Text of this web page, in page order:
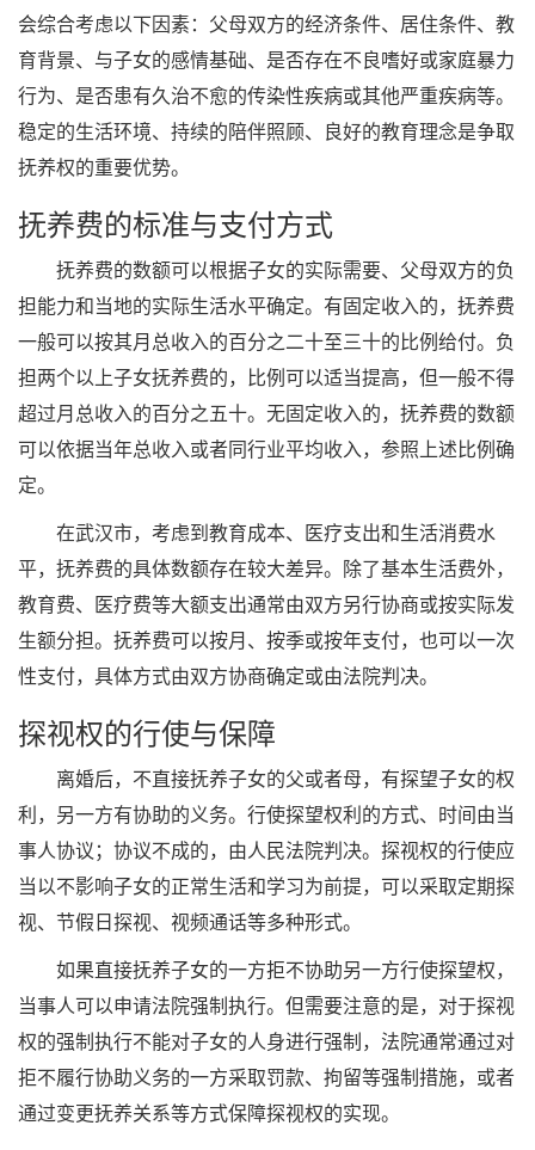
会综合考虑以下因素：父母双方的经济条件、居住条件、教
育背景、与子女的感情基础、是否存在不良嗜好或家庭暴力
行为、是否患有久治不愈的传染性疾病或其他严重疾病等。
稳定的生活环境、持续的陪伴照顾、良好的教育理念是争取
抚养权的重要优势。
抚养费的标准与支付方式
抚养费的数额可以根据子女的实际需要、父母双方的负
担能力和当地的实际生活水平确定。有固定收入的，抚养费
一般可以按其月总收入的百分之二十至三十的比例给付。负
担两个以上子女抚养费的，比例可以适当提高，但一般不得
超过月总收入的百分之五十。无固定收入的，抚养费的数额
可以依据当年总收入或者同行业平均收入，参照上述比例确
定。
在武汉市，考虑到教育成本、医疗支出和生活消费水
平，抚养费的具体数额存在较大差异。除了基本生活费外，
教育费、医疗费等大额支出通常由双方另行协商或按实际发
生额分担。抚养费可以按月、按季或按年支付，也可以一次
性支付，具体方式由双方协商确定或由法院判决。
探视权的行使与保障
离婚后，不直接抚养子女的父或者母，有探望子女的权
利，另一方有协助的义务。行使探望权利的方式、时间由当
事人协议；协议不成的，由人民法院判决。探视权的行使应
当以不影响子女的正常生活和学习为前提，可以采取定期探
视、节假日探视、视频通话等多种形式。
如果直接抚养子女的一方拒不协助另一方行使探望权，
当事人可以申请法院强制执行。但需要注意的是，对于探视
权的强制执行不能对子女的人身进行强制，法院通常通过对
拒不履行协助义务的一方采取罚款、拘留等强制措施，或者
通过变更抚养关系等方式保障探视权的实现。